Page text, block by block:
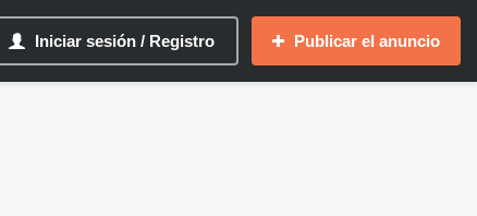
Iniciar sesión / Registro Publicar el anuncio